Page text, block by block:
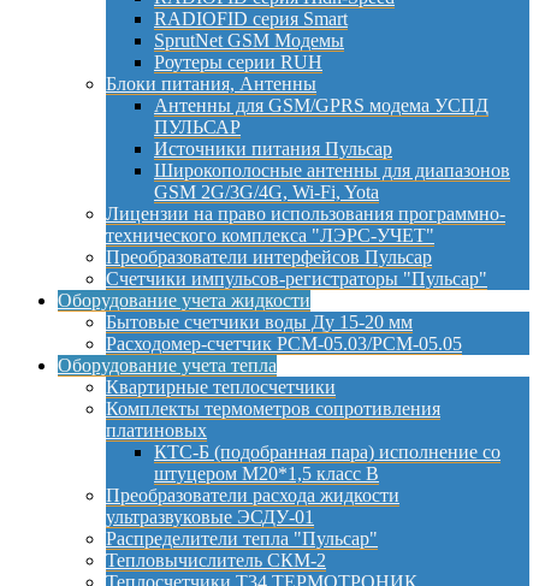
RADIOFID серия Smart
SprutNet GSM Модемы
Роутеры серии RUH
Блоки питания, Антенны
Антенны для GSM/GPRS модема УСПД
ПУЛЬСАР
Источники питания Пульсар
Широкополосные антенны для диапазонов
GSM 2G/3G/4G, Wi-Fi, Yota
Лицензии на право использования программно-
технического комплекса "ЛЭРС-УЧЕТ"
Преобразователи интерфейсов Пульсар
Счетчики импульсов-регистраторы "Пульсар"
Оборудование учета жидкости
Бытовые счетчики воды Ду 15-20 мм
Расходомер-счетчик РСМ-05.03/РСМ-05.05
Оборудование учета тепла
Квартирные теплосчетчики
Комплекты термометров сопротивления
платиновых
КТС-Б (подобранная пара) исполнение со
штуцером М20*1,5 класс B
Преобразователи расхода жидкости
ультразвуковые ЭСДУ-01
Распределители тепла "Пульсар"
Тепловычислитель СКМ-2
Теплосчетчики Т34 ТЕРМОТРОНИК